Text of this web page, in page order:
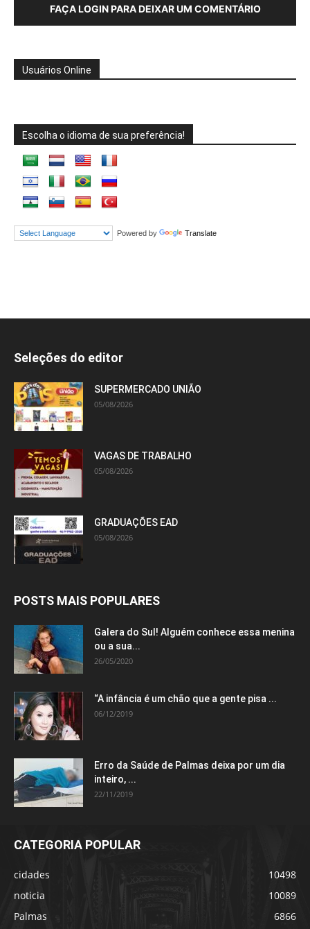
FAÇA LOGIN PARA DEIXAR UM COMENTÁRIO
Usuários Online
Escolha o idioma de sua preferência!
Powered by Translate
Seleções do editor
SUPERMERCADO UNIÃO
05/08/2026
VAGAS DE TRABALHO
05/08/2026
GRADUAÇÕES EAD
05/08/2026
POSTS MAIS POPULARES
Galera do Sul! Alguém conhece essa menina
ou a sua...
26/05/2020
“A infância é um chão que a gente pisa ...
06/12/2019
Erro da Saúde de Palmas deixa por um dia
inteiro, ...
22/11/2019
CATEGORIA POPULAR
cidades
10498
noticia
10089
Palmas
6866